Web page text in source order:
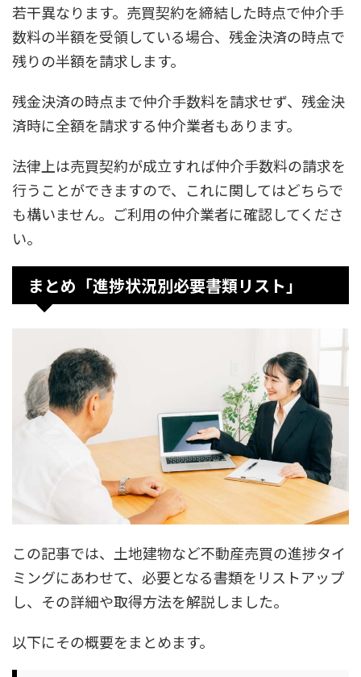
若干異なります。売買契約を締結した時点で仲介手
数料の半額を受領している場合、残金決済の時点で
残りの半額を請求します。
残金決済の時点まで仲介手数料を請求せず、残金決
済時に全額を請求する仲介業者もあります。
法律上は売買契約が成立すれば仲介手数料の請求を
行うことができますので、これに関してはどちらで
も構いません。ご利用の仲介業者に確認してくださ
い。
まとめ「進捗状況別必要書類リスト」
この記事では、土地建物など不動産売買の進捗タイ
ミングにあわせて、必要となる書類をリストアップ
し、その詳細や取得方法を解説しました。
以下にその概要をまとめます。